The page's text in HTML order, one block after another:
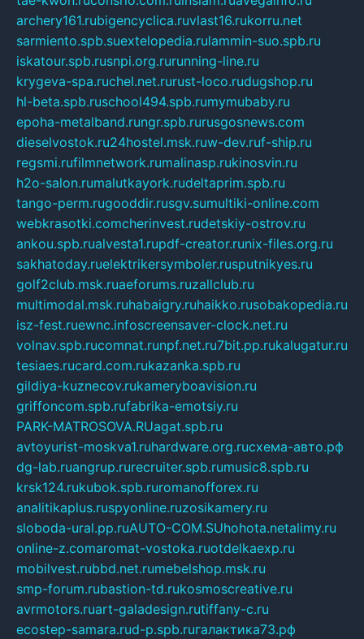
archery161.rubigencyclica.ruvlast16.rukorru.net
sarmiento.spb.suextelopedia.rulammin-suo.spb.ru
iskatour.spb.rusnpi.org.rurunning-line.ru
krygeva-spa.ruchel.net.rurust-loco.rudugshop.ru
hl-beta.spb.ruschool494.spb.rumymubaby.ru
epoha-metalband.rungr.spb.rurusgosnews.com
dieselvostok.ru24hostel.msk.ruw-dev.ruf-ship.ru
regsmi.rufilmnetwork.rumalinasp.rukinosvin.ru
h2o-salon.rumalutkayork.rudeltaprim.spb.ru
tango-perm.rugooddir.rusgv.sumultiki-online.com
webkrasotki.comcherinvest.rudetskiy-ostrov.ru
ankou.spb.rualvesta1.rupdf-creator.runix-files.org.ru
sakhatoday.ruelektrikersymboler.rusputnikyes.ru
golf2club.msk.ruaeforums.ruzallclub.ru
multimodal.msk.ruhabaigry.ruhaikko.rusobakopedia.ru
isz-fest.ruewnc.infoscreensaver-clock.net.ru
volnav.spb.rucomnat.runpf.net.ru7bit.pp.rukalugatur.ru
tesiaes.rucard.com.rukazanka.spb.ru
gildiya-kuznecov.rukameryboavision.ru
griffoncom.spb.rufabrika-emotsiy.ru
PARK-MATROSOVA.RUagat.spb.ru
avtoyurist-moskva1.ruhardware.org.ruсхема-авто.рф
dg-lab.ruangrup.rurecruiter.spb.rumusic8.spb.ru
krsk124.rukubok.spb.ruromanofforex.ru
analitikaplus.ruspyonline.ruzosikamery.ru
sloboda-ural.pp.ruAUTO-COM.SUhohota.netalimy.ru
online-z.comaromat-vostoka.ruotdelkaexp.ru
mobilvest.rubbd.net.rumebelshop.msk.ru
smp-forum.rubastion-td.rukosmoscreative.ru
avrmotors.ruart-galadesign.rutiffany-c.ru
ecostep-samara.rud-p.spb.ruгалактика73.рф